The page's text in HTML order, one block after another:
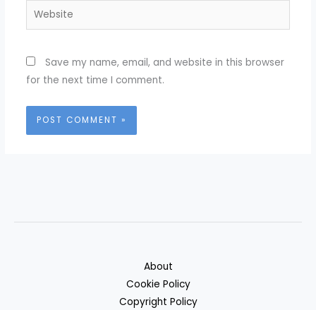
Website
Save my name, email, and website in this browser
for the next time I comment.
About
Cookie Policy
Copyright Policy